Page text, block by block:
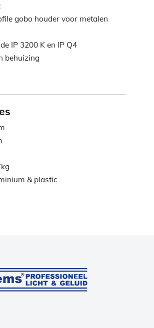
gobo houder voor metalen
IP 3200 K en IP Q4
behuizing
& plastic